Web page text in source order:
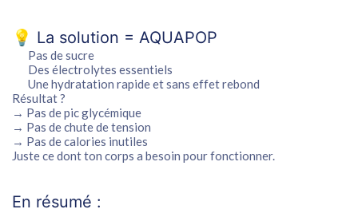
💡 La solution = AQUAPOP
Pas de sucre
Des électrolytes essentiels
Unehydratation rapide et sans effet rebond
Résultat ?
→ Pas de pic glycémique
→ Pas de chute de tension
→ Pas de calories inutiles
Justece dont ton corps a besoin pour fonctionner.
En résumé :